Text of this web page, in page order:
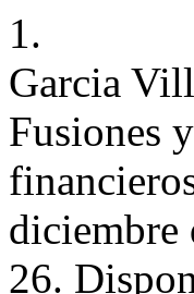
1.
Garcia
Fusiones
diciembre
26.